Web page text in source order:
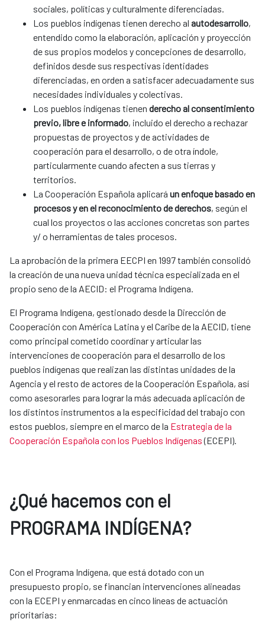
sociales, políticas y culturalmente diferenciadas.​
Los pueblos indígenas tienen derecho al autodesarrollo,
entendido como la elaboración, aplicación y proyección
de sus propios modelos y concepciones de desarrollo,
definidos desde sus respectivas identidades
diferenciadas, en orden a satisfacer adecuadamente sus
necesidades individuales y colectivas. ​
Los pueblos indígenas tienen derecho al consentimiento
previo, libre e informado, incluido el derecho a rechazar
propuestas de proyectos y de actividades de
cooperación para el desarrollo, o de otra índole,
particularmente cuando afecten a sus tierras y
territorios.​
La Cooperación Española aplicará un enfoque basado en
procesos y en el reconocimiento de derechos, según el
cual los proyectos o las acciones concretas son partes
y/ o herramientas de tales procesos.​
La aprobación de la primera EECPI en 1997 también consolidó
la creación de una nueva unidad técnica especializada en el
propio seno de la AECID: el Programa Indígena.
El Programa Indígena, gestionado desde la Dirección de
Cooperación con América Latina y el Caribe de la AECID, tiene
como principal cometido coordinar y articular las
intervenciones de cooperación para el desarrollo de los
pueblos indígenas que realizan las distintas unidades de la
Agencia y el resto de actores de la Cooperación Española, así
como asesorarles para lograr la más adecuada aplicación de
los distintos instrumentos a la especificidad del trabajo con
estos pueblos, siempre en el marco de la Estrategia de la
Cooperación Española con los Pueblos Indígenas(ECEPI).
¿Qué hacemos con el
PROGRAMA INDÍGENA?​
Con el Programa Indígena, que está dotado con un
presupuesto propio, se financian intervenciones alineadas
con la ECEPI y enmarcadas en cinco líneas de actuación
prioritarias: